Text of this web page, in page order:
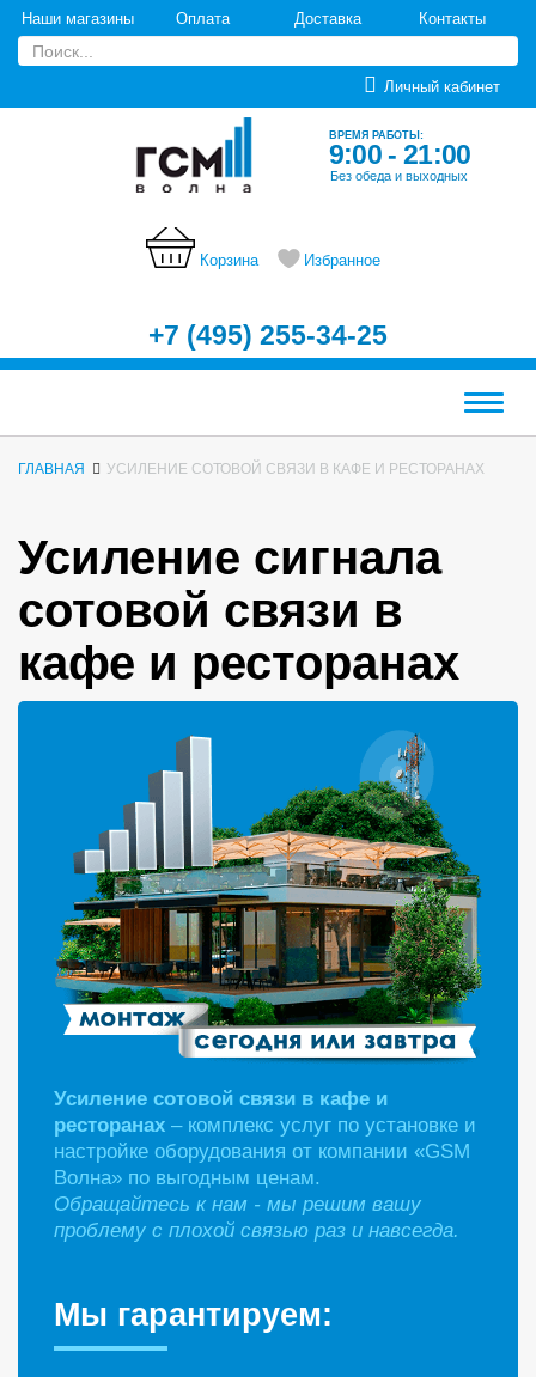
Наши магазины Оплата Доставка Контакты
Личный кабинет
ВРЕМЯ РАБОТЫ:
9:00 - 21:00
Без обеда и выходных
Корзина Избранное
+7 (495) 255-34-25
Меню
ГЛАВНАЯ УСИЛЕНИЕ СОТОВОЙ СВЯЗИ В КАФЕ И РЕСТОРАНАХ
Усиление сигнала
сотовой связи в
кафе и ресторанах
Усиление сотовой связи в кафе и
ресторанах – комплекс услуг по установке и
настройке оборудования от компании «GSM
Волна» по выгодным ценам.
Обращайтесь к нам - мы решим вашу
проблему с плохой связью раз и навсегда.
Мы гарантируем: